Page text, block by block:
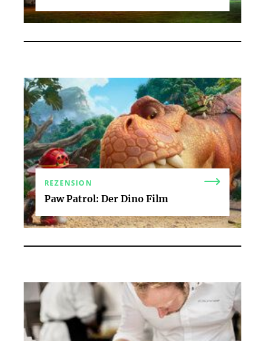
REZENSION
Paw Patrol: Der Dino Film